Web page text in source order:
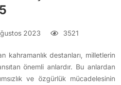
2023 3521
kahramanlık destanları, milletlerin
önemli anlardır. Bu anlardan
ve özgürlük mücadelesinin